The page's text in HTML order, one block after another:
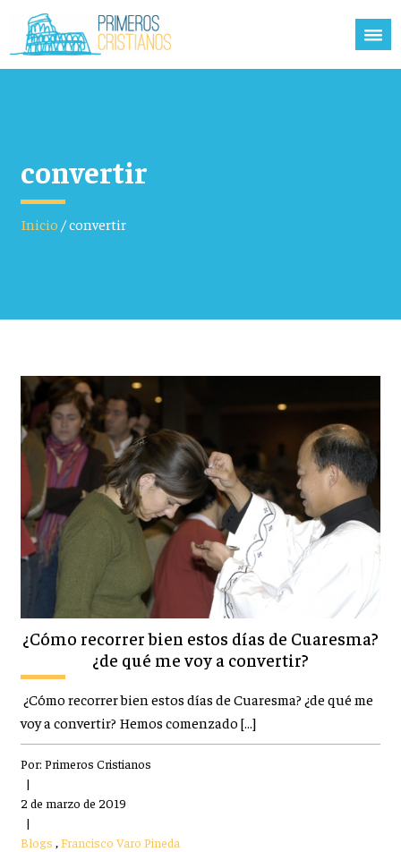
convertir
Inicio/convertir
¿Cómo recorrer bien estos días de Cuaresma?
¿de qué me voy a convertir?
¿Cómo recorrer bien estos días de Cuaresma? ¿de qué me
voy a convertir? Hemos comenzado […]
Por: Primeros Cristianos
|
2 de marzo de 2019
|
Blogs ,Francisco Varo Pineda